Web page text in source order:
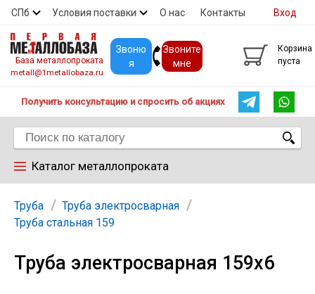
СПб Условия поставки О нас Контакты
Скидки Прайс Покупателям
Вход
База металлопроката
metall@1metallobaza.ru
Звоню
я
Звоните
мне
Корзина
пуста
Получить консультацию и спросить об акциях
Каталог металлопроката
Арматура
Труба
Труба электросварная
Труба стальная 159
Труба электросварная 159х6